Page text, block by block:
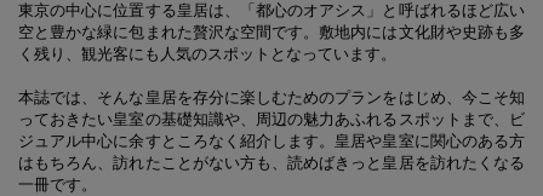
東京の中心に位置する皇居は、「都心のオアシス」と呼ばれるほど広い
空と豊かな緑に包まれた贅沢な空間です。敷地内には文化財や史跡も多
く残り、観光客にも人気のスポットとなっています。
本誌では、そんな皇居を存分に楽しむためのプランをはじめ、今こそ知
っておきたい皇室の基礎知識や、周辺の魅力あふれるスポットまで、ビ
ジュアル中心に余すところなく紹介します。皇居や皇室に関心のある方
はもちろん、訪れたことがない方も、読めばきっと皇居を訪れたくなる
一冊です。